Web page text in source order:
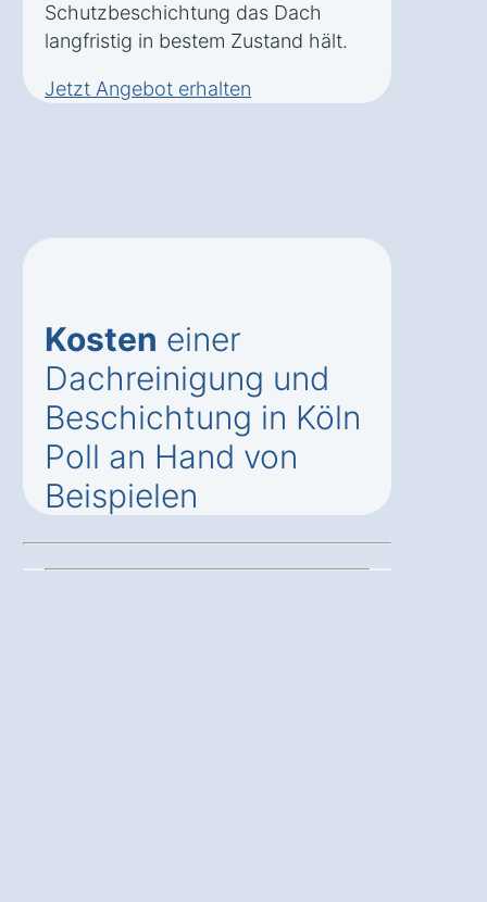
Schutzbeschichtung das Dach
langfristig in bestem Zustand hält.
Jetzt Angebot erhalten
Kosten einer
Dachreinigung und
Beschichtung in Köln
Poll an Hand von
Beispielen